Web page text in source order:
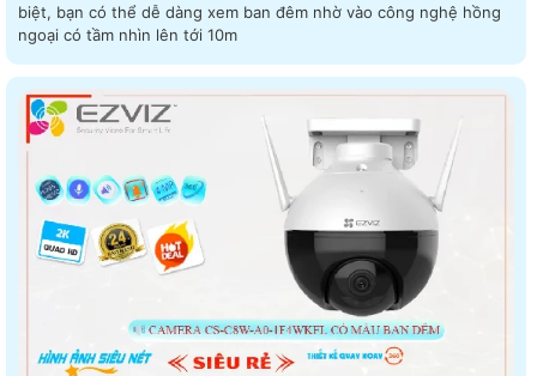
biệt, bạn có thể dễ dàng xem ban đêm nhờ vào công nghệ hồng
ngoại có tầm nhìn lên tới 10m